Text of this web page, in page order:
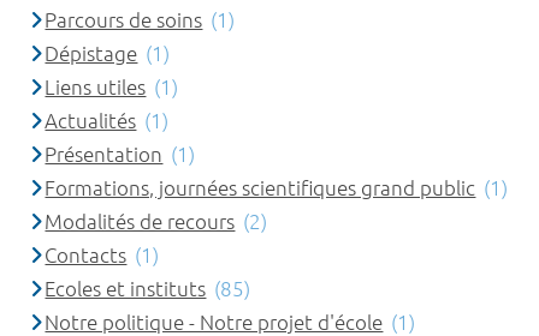
Parcours de soins (1)
Dépistage (1)
Liens utiles (1)
Actualités (1)
Présentation (1)
Formations, journées scientifiques grand public (1)
Modalités de recours (2)
Contacts (1)
Ecoles et instituts (85)
Notre politique - Notre projet d'école (1)